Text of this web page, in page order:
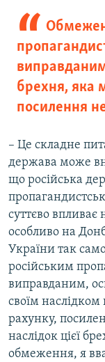
брехня, яка
посилення
– Це складне
держава може
що російська
суттєво впливає
особливо на
України так
російським
виправданим,
своїм наслідком
рахунку,
наслідок цієї
обмеження, я